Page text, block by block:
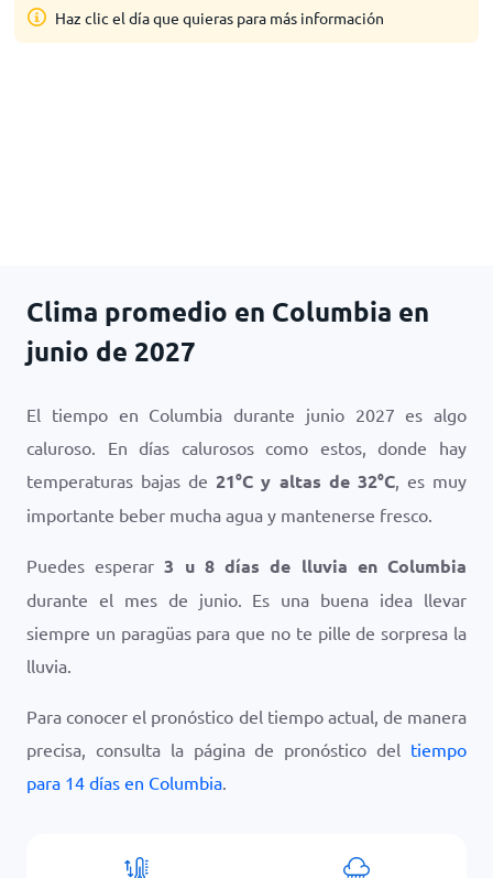
Haz clic el día que quieras para más información
Clima promedio en Columbia en
junio de 2027
El tiempo en Columbia durante junio 2027 es algo
caluroso. En días calurosos como estos, donde hay
temperaturas bajas de21°C y altas de 32°C, es muy
importante beber mucha agua y mantenerse fresco.
Puedes esperar3 u 8 días de lluvia en Columbia
durante el mes de junio. Es una buena idea llevar
siempre un paragüas para que no te pille de sorpresa la
lluvia.
Para conocer el pronóstico del tiempo actual, de manera
precisa, consulta la página de pronóstico del tiempo
para 14 días en Columbia.